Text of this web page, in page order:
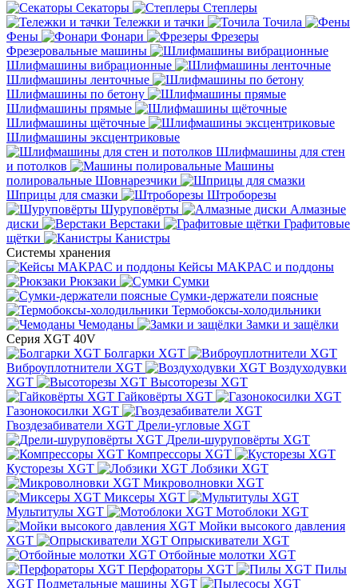
Секаторы
Степлеры
Тележки и тачки
Точила
Фены
Фонари
Фрезеры
Фрезеровальные машины
Шлифмашины вибрационные
Шлифмашины ленточные
Шлифмашины по бетону
Шлифмашины прямые
Шлифмашины щёточные
Шлифмашины эксцентриковые
Шлифмашины для стен
и потолков
Машины
полировальные Шовнарезчики
Шприцы для смазки
Штроборезы
Шуруповёрты
Алмазные
диски
Верстаки
Графитовые
щётки
Канистры
Системы хранения
Кейсы MAKPAC и поддоны
Рюкзаки
Сумки
Сумки-держатели поясные
Термобоксы-холодильники
Чемоданы
Замки и защёлки
Серия XGT 40V
Болгарки XGT
Виброуплотнители XGT
Воздуходувки
XGT
Высоторезы XGT
Гайковёрты XGT
Газонокосилки XGT
Гвоздезабиватели XGT Дрели-угловые XGT
Дрели-шуруповёрты XGT
Компрессоры XGT
Кусторезы XGT
Лобзики XGT
Микроволновки XGT
Миксеры XGT
Мультитулы XGT
Мотоблоки XGT
Мойки высокого давления
XGT
Опрыскиватели XGT
Отбойные молотки XGT
Перфораторы XGT
Пилы
XGT Подметальные машины XGT